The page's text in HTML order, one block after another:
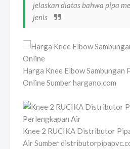
jelaskan diatas bahwa pipa
jenis
Harga Knee Elbow Sambungan
Online Sumber hargano.com
Knee 2 RUCIKA Distributor
Air Sumber